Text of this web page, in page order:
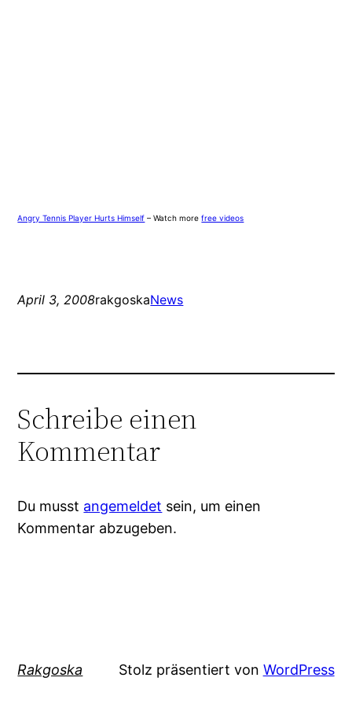
Angry Tennis Player Hurts Himself – Watch morefree videos
April 3, 2008rakgoskaNews
Schreibe einen
Kommentar
Du musst angemeldet sein, um einen
Kommentar abzugeben.
Rakgoska Stolz präsentiert von WordPress